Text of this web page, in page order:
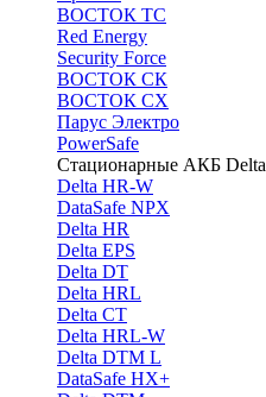
ВОСТОК ТС
Red Energy
Security Force
ВОСТОК СК
ВОСТОК СХ
Парус Электро
PowerSafe
Стационарные АКБ Delta
Delta HR-W
DataSafe NPX
Delta HR
Delta EPS
Delta DT
Delta HRL
Delta CT
Delta HRL-W
Delta DTM L
DataSafe HX+